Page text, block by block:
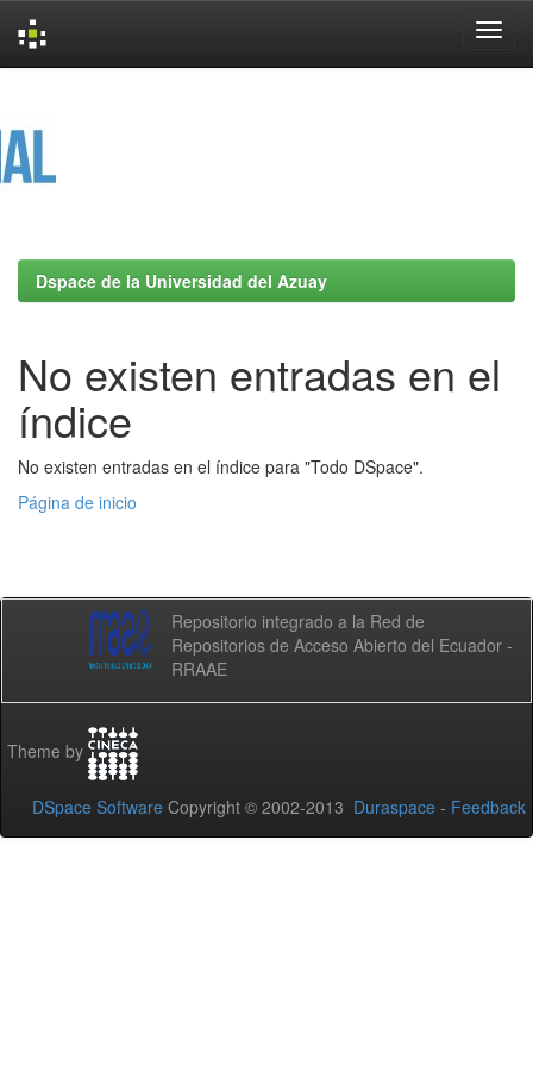
Dspace de la Universidad del Azuay
No existen entradas en el
índice
No existen entradas en el índice para "Todo DSpace".
Página de inicio
Repositorio integrado a la Red de
Repositorios de Acceso Abierto del Ecuador -
RRAAE
Theme by
DSpace Software Copyright © 2002-2013 Duraspace - Feedback